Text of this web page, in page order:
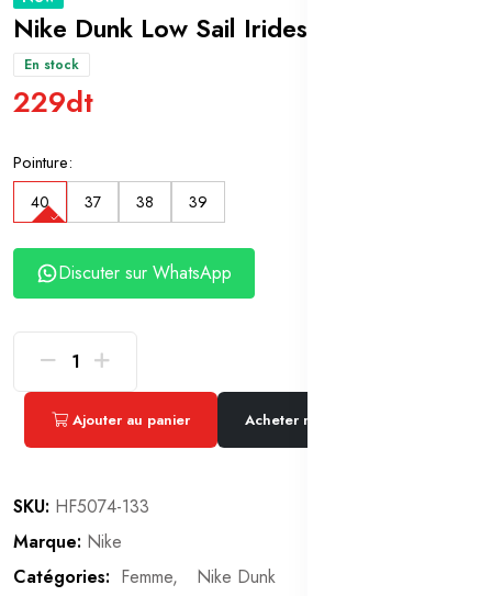
Nike Dunk Low Sail Iridescent Swoosh
En stock
229dt
Pointure:
40 37 38 39
Discuter sur WhatsApp
Ajouter au panier Acheter maintenant
SKU: HF5074-133
Marque: Nike
Catégories: Femme,
Nike Dunk